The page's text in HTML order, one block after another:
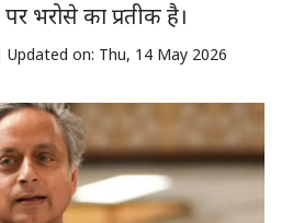
भरोसे का प्रतीक है।
Updated on: Thu, 14 May 2026